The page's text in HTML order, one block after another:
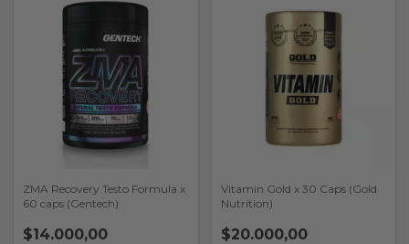
ZMA Recovery Testo Formula x
60 caps (Gentech)
$14.000,00
Vitamin Gold x 30 Caps (Gold
Nutrition)
$20.000,00